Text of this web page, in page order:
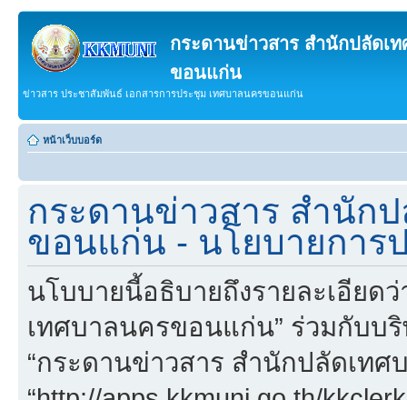
กระดานข่าวสาร สำนักปลัดเ
ขอนแก่น
ข่าวสาร ประชาสัมพันธ์ เอกสารการประชุม เทศบาลนครขอนแก่น
หน้าเว็บบอร์ด
กระดานข่าวสาร สำนัก
ขอนแก่น - นโยบายการ
นโบบายนี้อธิบายถึงรายละเอียด
เทศบาลนครขอนแก่น” ร่วมกับบริ
“กระดานข่าวสาร สำนักปลัดเท